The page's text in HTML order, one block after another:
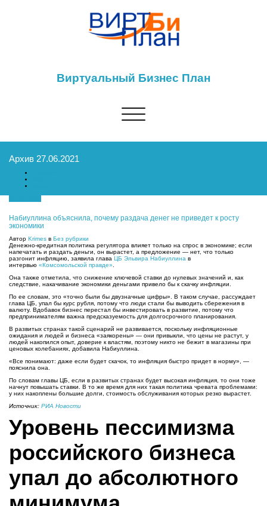
Виртуальный Бизнес План
Показать/
Скрыть
Архив 27.06.2021
Набиуллина объяснила, почему раздача денег не приведет к росту
экономики
Автор Krimes в Без рубрики
Денежно-кредитная политика регулятора влияет только на спрос в экономике; если
напечатать и раздать деньги, он вырастет, а предложение — нет, что только
разгонит инфляцию, заявила глава ЦБ Эльвира Набиуллина в
интервью «Комсомольской правде»
Она также отметила, что снижение ключевой ставки до нулевых значений и, как
следствие, накачивание экономики деньгами привело бы к скачку инфляции.
По ее словам, это «точно были бы двузначные цифры». В таком случае, рассуждает
глава ЦБ, упал бы курс рубля, потому что люди стали бы выводить сбережения в
валюту. Вдобавок бизнес перестал бы инвестировать в развитие, потому что
предпринимателям важна предсказуемость для долгосрочного планирования.
В развитых странах такой сценарий не развивается, поскольку инфляционные
ожидания и людей и бизнеса «заякорены» — они привыкли, что цены не растут, у
людей накопился опыт, доверие к властям, поэтому никто не бежит в магазины при
ценовых колебаниях, добавила Набиуллина.
«Все понимают: даже если будет скачок, то инфляция быстро придет в норму», —
пояснила она.
По словам главы ЦБ, если в развитых странах будет высокая инфляция, то они тоже
начнут повышать ставки. В то же время для них такая политика чревата проблемами:
у них накоплены большие долги, стоимость обслуживания которых резко вырастет.
Источник: РИА Новости
Уровень пессимизма
российского бизнеса
упал до абсолютного